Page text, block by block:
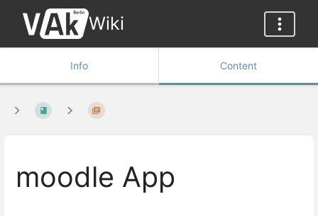
Wiki
Info Content
moodle App